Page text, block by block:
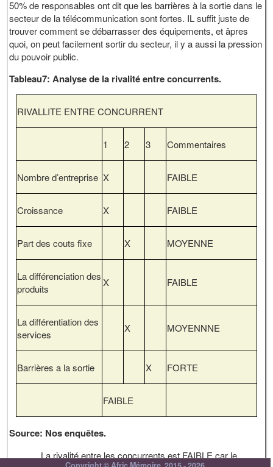
50% de responsables ont dit que les barrières à la sortie dans le
secteur de la télécommunication sont fortes. IL suffit juste de
trouver comment se débarrasser des équipements, et âpres
quoi, on peut facilement sortir du secteur, il y a aussi la pression
du pouvoir public.
Tableau7: Analyse de la rivalité entre concurrents.
RIVALLITE ENTRE CONCURRENT
1 2 3 Commentaires
Nombre d’entreprise X FAIBLE
Croissance X FAIBLE
Part des couts fixe X MOYENNE
La différenciation des
produits
X FAIBLE
La différentiation des
services
X MOYENNNE
Barrières a la sortie X FORTE
FAIBLE
Source: Nos enquêtes.
La rivalité entre les concurrents est FAIBLE car le